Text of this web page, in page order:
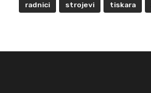
radnici strojevi tiskara